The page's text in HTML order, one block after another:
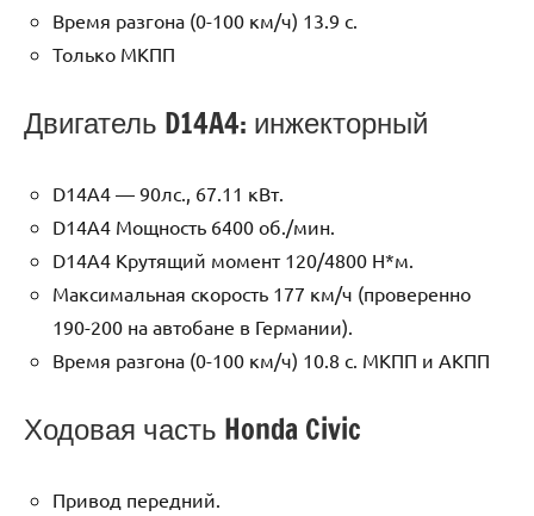
Время разгона (0-100 км/ч) 13.9 с.
Только МКПП
Двигатель D14A4: инжекторный
D14A4 — 90лс., 67.11 кВт.
D14A4 Мощность 6400 об./мин.
D14A4 Крутящий момент 120/4800 Н*м.
Максимальная скорость 177 км/ч (проверенно
190-200 на автобане в Германии).
Время разгона (0-100 км/ч) 10.8 с. МКПП и АКПП
Ходовая часть Honda Civic
Привод передний.